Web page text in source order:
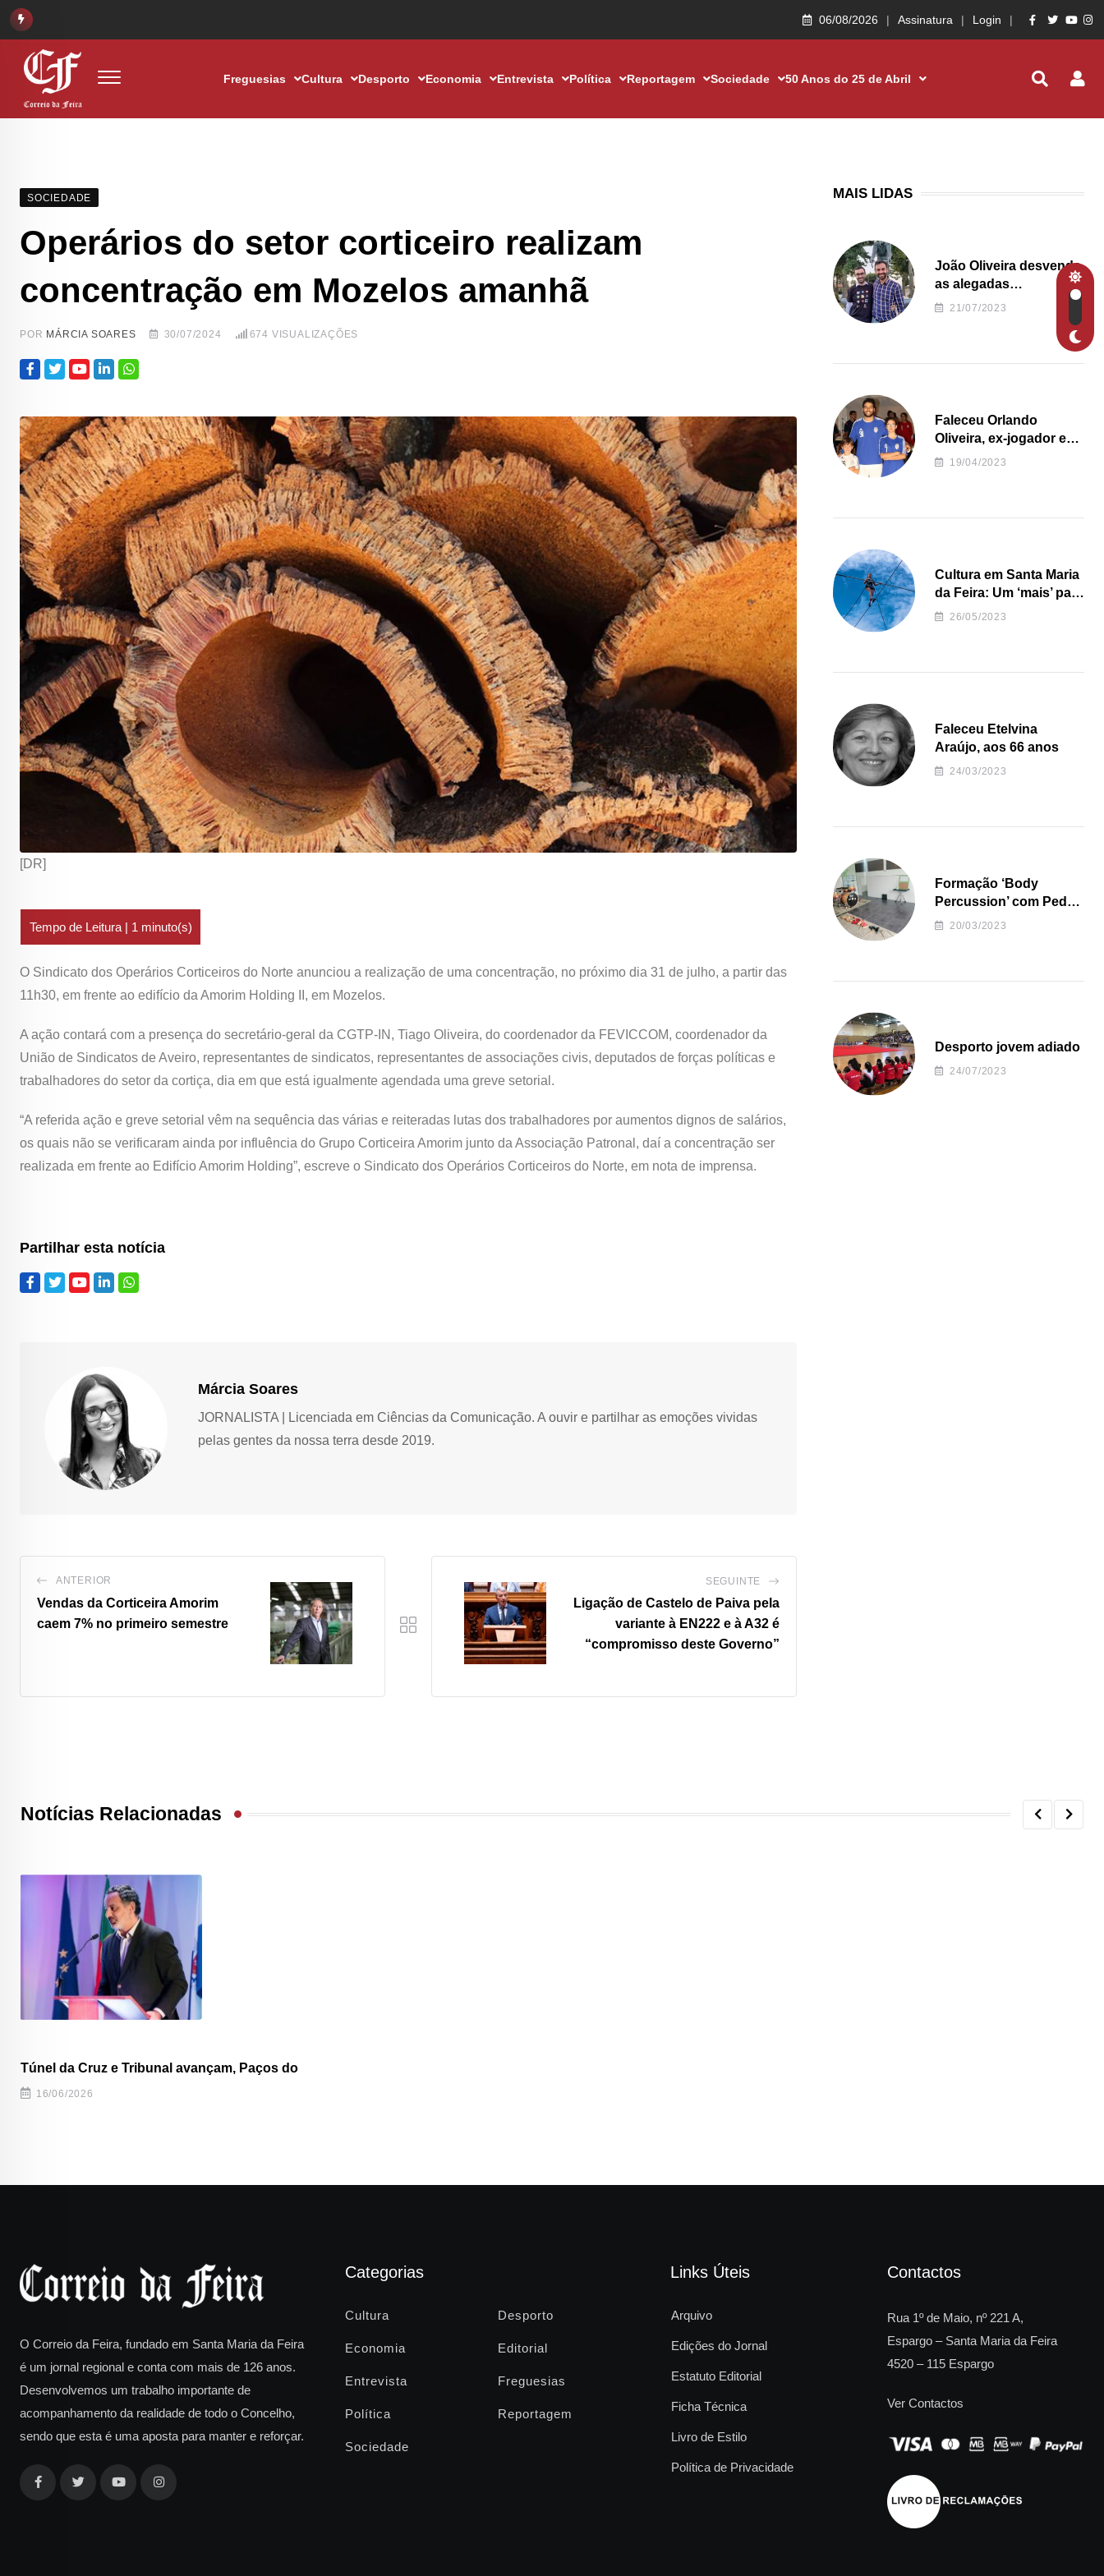
06/08/2026 Assinatura Login
Freguesias Cultura Desporto Economia Entrevista Política Reportagem Sociedade 50 Anos do 25 de Abril
SOCIEDADE
Operários do setor corticeiro realizam
concentração em Mozelos amanhã
POR MÁRCIA SOARES 30/07/2024 674 VISUALIZAÇÕES
[DR]
O Sindicato dos Operários Corticeiros do Norte anunciou a realização de uma concentração, no próximo dia 31 de julho, a partir das
11h30, em frente ao edifício da Amorim Holding II, em Mozelos.
A ação contará com a presença do secretário-geral da CGTP-IN, Tiago Oliveira, do coordenador da FEVICCOM, coordenador da
União de Sindicatos de Aveiro, representantes de sindicatos, representantes de associações civis, deputados de forças políticas e
trabalhadores do setor da cortiça, dia em que está igualmente agendada uma greve setorial.
“A referida ação e greve setorial vêm na sequência das várias e reiteradas lutas dos trabalhadores por aumentos dignos de salários,
os quais não se verificaram ainda por influência do Grupo Corticeira Amorim junto da Associação Patronal, daí a concentração ser
realizada em frente ao Edifício Amorim Holding”, escreve o Sindicato dos Operários Corticeiros do Norte, em nota de imprensa.
Partilhar esta notícia
Márcia Soares
JORNALISTA | Licenciada em Ciências da Comunicação. A ouvir e partilhar as emoções vividas
pelas gentes da nossa terra desde 2019.
ANTERIOR
Vendas da Corticeira Amorim
caem 7% no primeiro semestre
SEGUINTE
Ligação de Castelo de Paiva pela
variante à EN222 e à A32 é
“compromisso deste Governo”
MAIS LIDAS
João Oliveira desvenda
as alegadas
irregularidades da
Junta de Freguesia S.
21/07/2023
Faleceu Orlando
Oliveira, ex-jogador e
treinador da formação
19/04/2023
Cultura em Santa Maria
da Feira: Um ‘mais’ para
o Concelho
26/05/2023
Faleceu Etelvina
Araújo, aos 66 anos
24/03/2023
Formação ‘Body
Percussion’ com Pedro
Almeida
20/03/2023
Desporto jovem adiado
24/07/2023
Notícias Relacionadas
Túnel da Cruz e Tribunal avançam, Paços do
16/06/2026
O Correio da Feira, fundado em Santa Maria da Feira
é um jornal regional e conta com mais de 126 anos.
Desenvolvemos um trabalho importante de
acompanhamento da realidade de todo o Concelho,
sendo que esta é uma aposta para manter e reforçar.
Categorias
Cultura Desporto
Economia Editorial
Entrevista Freguesias
Política Reportagem
Sociedade
Links Úteis
Arquivo
Edições do Jornal
Estatuto Editorial
Ficha Técnica
Livro de Estilo
Política de Privacidade
Contactos
Rua 1º de Maio, nº 221 A,
Espargo – Santa Maria da Feira
4520 – 115 Espargo
Ver Contactos